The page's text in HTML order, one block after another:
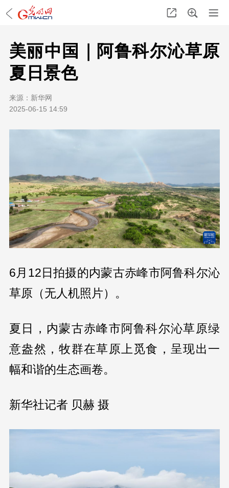
美丽中国｜阿鲁科尔沁草原
夏日景色
来源： 新华网
2025-06-15 14:59
6月12日拍摄的内蒙古赤峰市阿鲁科尔沁
草原（无人机照片）。
夏日，内蒙古赤峰市阿鲁科尔沁草原绿
意盎然，牧群在草原上觅食，呈现出一
幅和谐的生态画卷。
新华社记者 贝赫 摄